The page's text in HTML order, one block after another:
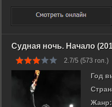
Судная ночь. Начало
2.7/5 (573 гол.)
Год
Жанр: